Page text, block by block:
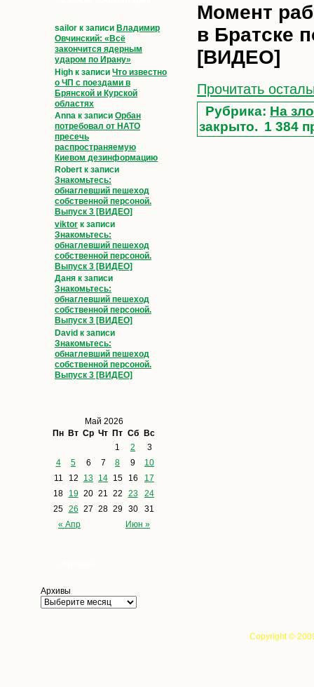
sailor к записи Владимир
Овчинский: «Всё
закончится ядерным
ударом по Ирану»
High к записи Что известно
о ЧП с поездами в
Брянской и Курской
областях
Anna к записи Орбан
потребовал от НАТО
пресечь
распространяемую
Киевом дезинформацию
Robert к записи
Знакомьтесь:
обнаглевший пешеход
собственной персоной.
Выпуск 3 [ВИДЕО]
viktor к записи
Знакомьтесь:
обнаглевший пешеход
собственной персоной.
Выпуск 3 [ВИДЕО]
Даня к записи
Знакомьтесь:
обнаглевший пешеход
собственной персоной.
Выпуск 3 [ВИДЕО]
David к записи
Знакомьтесь:
обнаглевший пешеход
собственной персоной.
Выпуск 3 [ВИДЕО]
Май 2026
Пн Вт Ср Чт Пт Сб Вс
« Апр Июн »
1 2
3
4
5 6 7 8 9
10
11
12 13 14 15 16
17
18
19 20 21 22 23
24
25 26 27 28 29 30 31
Архивы
Момент
в Братске
[ВИДЕО]
Прочитать
Рубрика: На
закрыто. 1 384
Copyright ©